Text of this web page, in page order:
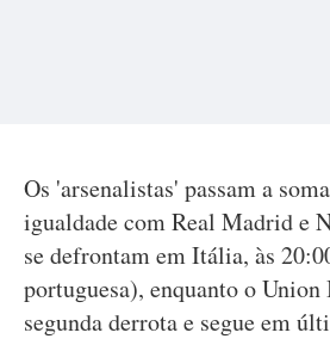
Os 'arsenalistas' passam a
igualdade com Real Madrid e
se defrontam em Itália, às
portuguesa), enquanto o
segunda derrota e segue em